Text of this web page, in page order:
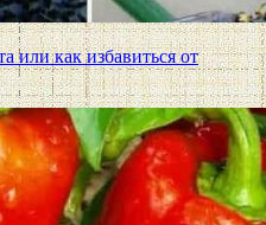
или как избавиться от